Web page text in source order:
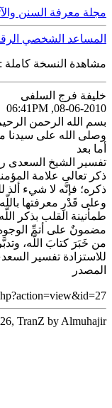
مجلة معرفة السنن
المساعد الشخصي
مشاهدة النسخة كاملة :
خليفة فرج السلفى
08-06-2010, 06:41PM
بسم الله الرحمن
وصلى الله على سيدنا
أما بعد
تفسير الشيخ السعدى
ذكر تعالى علامة
ذكره؛ فإنَّه لا شيء ألذ
وعلى قَدْرِ معرفتها
طمأنينة القلب بذكر
مضمونٌ على أتمِّ الوجوه
من خَبَرَ كتابَ اللّه،
للاستزادة تفسير
المصدر
TranZ by Almuhajir